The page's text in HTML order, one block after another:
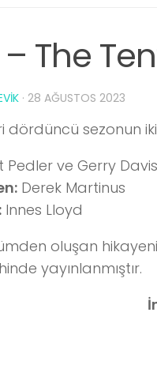
The
· 28 AĞUSTOS 2023
dördüncü sezonun
Pedler ve Gerry Davis
Derek Martinus
Innes Lloyd
oluşan
yayınlanmıştır.